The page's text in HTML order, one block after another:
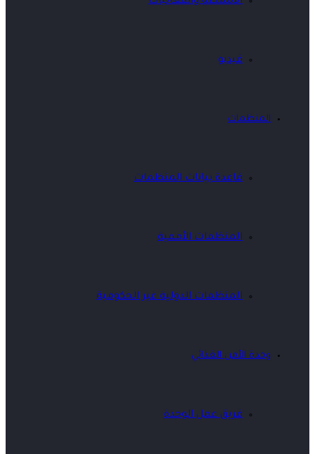
المنظمات
قاعدة بيانات المنظمات
المنظمات الأممية
المنظمات الدولية غير الحكومية
وحدة الأمن الغذائي
فريق عمل الوحدة